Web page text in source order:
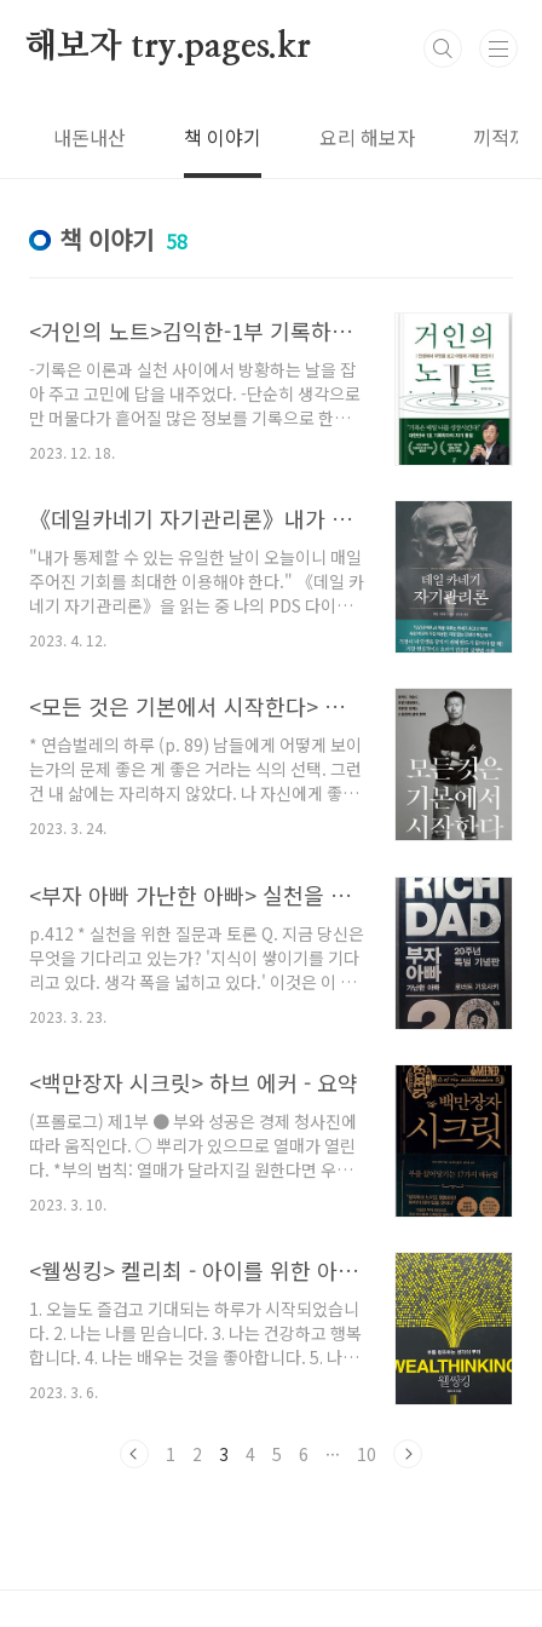
해보자 try.pages.kr
내돈내산 책 이야기 요리 해보자 끼적끼
책 이야기 58
<거인의 노트>김익한-1부 기록하는 인간 1장 성장(요약)
-기록은 이론과 실천 사이에서 방황하는 날을 잡
아 주고 고민에 답을 내주었다. -단순히 생각으로
만 머물다가 흩어질 많은 정보를 기록으로 한데
모으면 그것은 수단이 되고 역사가 된다. -기록은
단순하다. 매일의 나를 남기는 일이다. 내가 생각
하면 그 메모에서 자신이 어떤 가치를 중요히 여
르지 않는다면, 책을 읽어도 남는 것이 없다고 생
각된다면, 이유 없이 가슴이 답답하다면, 회사에
서 성과를 높이고 싶다면 답은 기록이다. -기록은
한계에 부딪힌 당신이 지금 당장 실천할 수 있는
달은 단 하나의 인생 법칙이다. 1부 기록하는 ..
2023. 12. 18.
《데일카네기 자기관리론》내가 통제할 수 있는 유일한 날은 오늘
"내가 통제할 수 있는 유일한 날이 오늘이니 매일
주어진 기회를 최대한 이용해야 한다." 《데일 카
네기 자기관리론》을 읽는 중 나의 PDS 다이어
리의 매일 보는 앞장에 메모를 할 수밖에 없는 말
이 나왔다. 과거는 이미 지난 것으로 바꿀 수 없
않았다. 지금 내가 할 일은 과거 후회하는 일은 개
들어 나가는 것이다. 내가 할 수 있는 일은 오직
오늘을 잘 사는 방법뿐이다. 목표를 정한 뒤 그것
을 위하여 하루하루 실행해 나가는 것이다. 오늘
의 기회를 놓치지 말자. 오늘의 기회를 놓친다면
나의 선택에 달렸다.
2023. 4. 12.
<모든 것은 기본에서 시작한다> 손웅정 (연습벌레의 하루)
* 연습벌레의 하루 (p. 89) 남들에게 어떻게 보이
는가의 문제 좋은 게 좋은 거라는 식의 선택. 그런
건 내 삶에는 자리하지 않았다. 나 자신에게 좋은
것이 진짜 좋은 것이다. 저자는 초등학교 3학년
시절부터 육상을 시작해 매일 아침마다 혼자 훈
를 하고 집 뒤에 산으로 이어진 비탈진 언덕길을
달렸다. 겨울에는 눈이 녹아 땅이 질척거리면 며
칠 연습을 못 하니 눈이 내리기 무섭게 달리기 연
습하는 코스만큼은 재빨리 쓸어 치웠다. 어떻게
초등학교 3학년때부터 그렇게까지 열심히 할 수
있었을까. 난 그때 뭘 하고 있었는지 생각도 나지
키는 대로 하는 게 최고인 줄 ..
2023. 3. 24.
<부자 아빠 가난한 아빠> 실천을 위한 질문
p.412 * 실천을 위한 질문과 토론 Q. 지금 당신은
무엇을 기다리고 있는가? '지식이 쌓이기를 기다
리고 있다. 생각 폭을 넓히고 있다.' 이것은 이 책
하지만 이는 반은 맞고 반은 틀리다. 나는 솔직하
실패가 두려워 새로운 것을 시작하고 있지 않은
것이다. 맞벌이를 하지 않고 전업주부인 나는 남
편의 돈이라서 잃을 수 없어 하지 못하고 있다는
것도 핑계일뿐이다. 책을 보고 있으니 가만히 있
는 것은 아니라는 생각은 자기 위안이라고 해도
얼만큼은 맞는 말이다. '난 책을 보면서 준비하는
유튜브 영상을 많이 보다 보니 ..
2023. 3. 23.
<백만장자 시크릿> 하브 에커 - 요약
(프롤로그) 제1부 ● 부와 성공은 경제 청사진에
따라 움직인다. ○ 뿌리가 있으므로 열매가 열린
다. *부의 법칙: 열매가 달라지길 원한다면 우선
면 보이지 않는 것을 먼저 바꿔야 한다. *부의 법
질병도 결과다. 당신의 몸무게도 결과다. 우리는
원인과 결과의 세상에 살고 있다. 원인이 있기에
결과가 있는 세상 말이다. ○ 내면의 변화를 나에
게 강력히 선언한다. - 확언: 이루고자 하는 목표
가 이미 이루어지고 있는 것처럼 단언하는 긍정
적인 진술 - 선언: 특정 상태를 선택하거나 특정
나의 내면세계가 외부의 세상을..
2023. 3. 10.
<웰씽킹> 켈리최 - 아이를 위한 아침 확언
1. 오늘도 즐겁고 기대되는 하루가 시작되었습니
다. 2. 나는 나를 믿습니다. 3. 나는 건강하고 행복
합니다. 4. 나는 배우는 것을 좋아합니다. 5. 나는
충분히 똑똑합니다. 6. 나는 멋진 아이디어와 좋
은 생각으로 가득합니다. 7. 나는 내가 원하는 것
고 창의적입니다. 9. 나는 독특하고 특별합니다.
2023. 3. 6.
1 2 3 4 5 6 ··· 10